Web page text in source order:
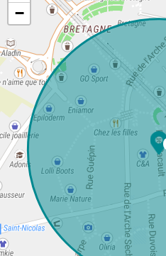
−